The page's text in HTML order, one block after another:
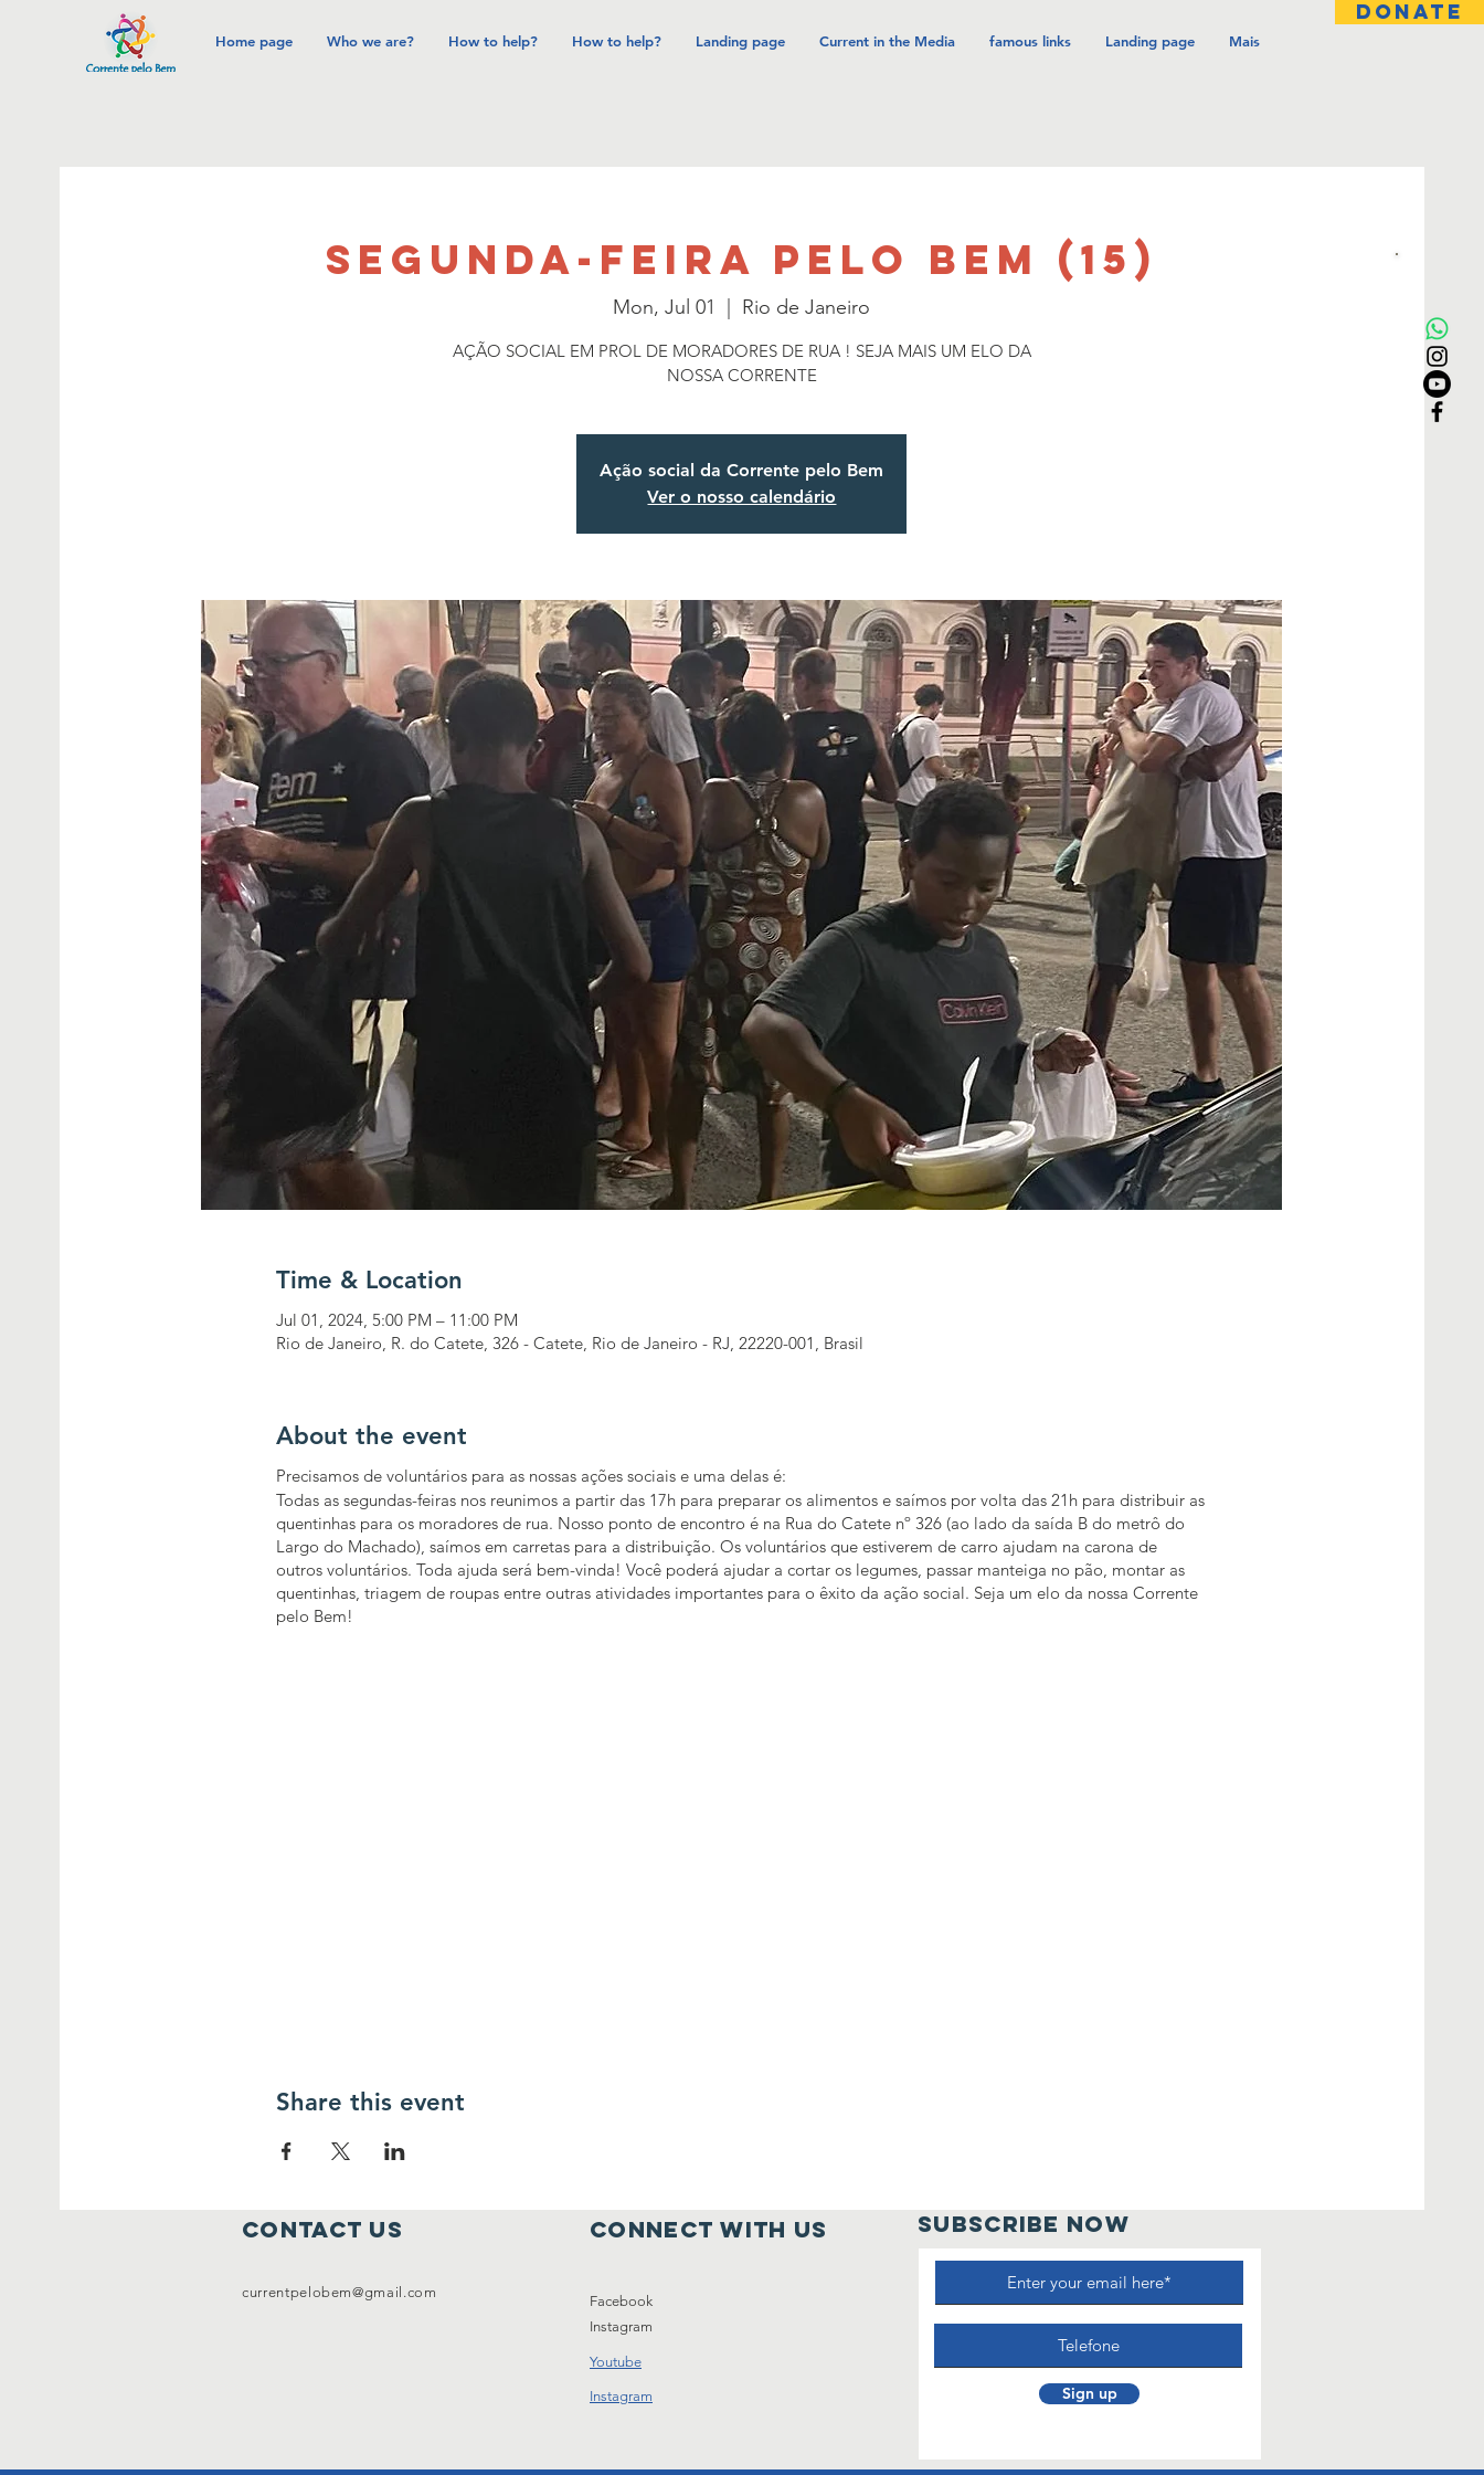
DONATE
Home page Who we are? How to help? How to help? Landing page Current in the Media famous links Landing page Mais
SEGUNDA-FEIRA PELO BEM (15)
Mon, Jul 01 Rio de Janeiro
AÇÃO SOCIAL EM PROL DE MORADORES DE RUA ! SEJA MAIS UM ELO DA
NOSSA CORRENTE
Ação social da Corrente pelo Bem
Ver o nosso calendário
Time & Location
Jul 01, 2024, 5:00 PM – 11:00 PM
Rio de Janeiro, R. do Catete, 326 - Catete, Rio de Janeiro - RJ, 22220-001, Brasil
About the event
Precisamos de voluntários para as nossas ações sociais e uma delas é:
Todas as segundas-feiras nos reunimos a partir das 17h para preparar os alimentos e saímos por volta das 21h para distribuir as
quentinhas para os moradores de rua. Nosso ponto de encontro é na Rua do Catete nº 326 (ao lado da saída B do metrô do
Largo do Machado), saímos em carretas para a distribuição. Os voluntários que estiverem de carro ajudam na carona de
outros voluntários. Toda ajuda será bem-vinda! Você poderá ajudar a cortar os legumes, passar manteiga no pão, montar as
quentinhas, triagem de roupas entre outras atividades importantes para o êxito da ação social. Seja um elo da nossa Corrente
pelo Bem!
Share this event
contact us
currentpelobem@gmail.com
connect with us
Facebook
Instagram
Youtube
Instagram
SUBSCRIBE NOW
Sign up